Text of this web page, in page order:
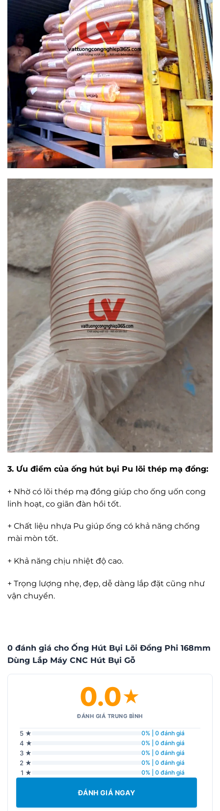
3. Ưu điểm của ống hút bụi Pu lõi thép mạ đồng:
+ Nhờ có lõi thép mạ đồng giúp cho ống uốn cong
linh hoạt, co giãn đàn hồi tốt.
+ Chất liệu nhựa Pu giúp ống có khả năng chống
mài mòn tốt.
+ Khả năng chịu nhiệt độ cao.
+ Trọng lượng nhẹ, đẹp, dễ dàng lắp đặt cũng như
vận chuyển.
0 đánh giá cho Ống Hút Bụi Lõi Đồng Phi 168mm
Dùng Lắp Máy CNC Hút Bụi Gỗ
0.0★
ĐÁNH GIÁ TRUNG BÌNH
5 ★ 0% | 0 đánh giá
4 ★ 0% | 0 đánh giá
3 ★ 0% | 0 đánh giá
2 ★ 0% | 0 đánh giá
1 ★ 0% | 0 đánh giá
ĐÁNH GIÁ NGAY